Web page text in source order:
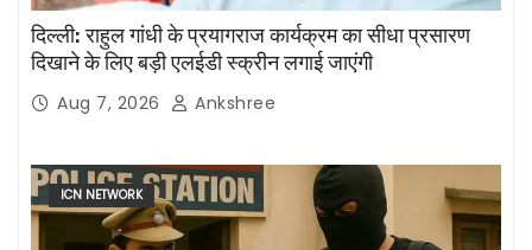
दिल्ली: राहुल गांधी के प्रयागराज कार्यक्रम का सीधा प्रसारण
दिखाने के लिए बड़ी एलईडी स्क्रीन लगाई जाएंगी
Aug 7, 2026 Ankshree
ICN NETWORK